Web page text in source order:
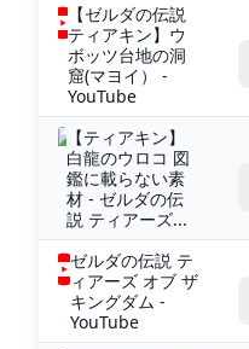
【ゼルダの伝説
ティアキン】ウ
ボッツ台地の洞
窟(マヨイ） -
YouTube
【ティアキン】
白龍のウロコ 図
鑑に載らない素
材 - ゼルダの伝
説 ティアーズ...
ゼルダの伝説 テ
ィアーズ オブ ザ
キングダム -
YouTube